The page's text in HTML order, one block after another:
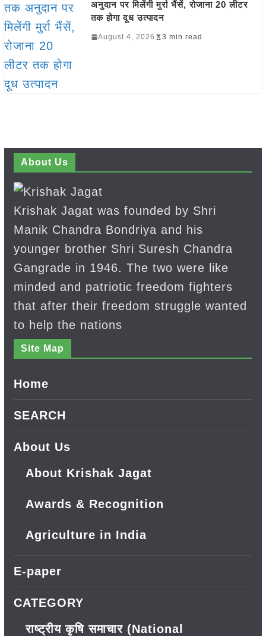
अनुदान पर मिलेंगी मुर्रा भैंसें, रोजाना 20 लीटर
तक होगा दूध उत्पादन
August 4, 2026 3 min read
About Us
Krishak Jagat was founded by Shri
Manik Chandra Bondriya and his
younger brother Shri Suresh Chandra
Gangrade in 1946. The two were like
minded and patriotic freedom fighters
that after their freedom struggle wanted
to help the nations
Site Map
Home
SEARCH
About Us
About Krishak Jagat
Awards & Recognition
Agriculture in India
E-paper
CATEGORY
राष्ट्रीय कृषि समाचार (National